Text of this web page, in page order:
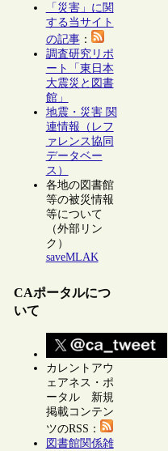
「災害」に関
する当サイト
の記事：
調査研究リポ
ート「東日本
大震災と図書
館」
地震・災害 関
連情報（レフ
ァレンス協同
データベー
ス）
各地の図書館
等の被災情報
等について
（外部リン
ク）
saveMLAK
CAポータルにつ
いて
カレントアウ
ェアネス・ポ
ータル 新規
掲載コンテン
ツのRSS：
図書館関係雑